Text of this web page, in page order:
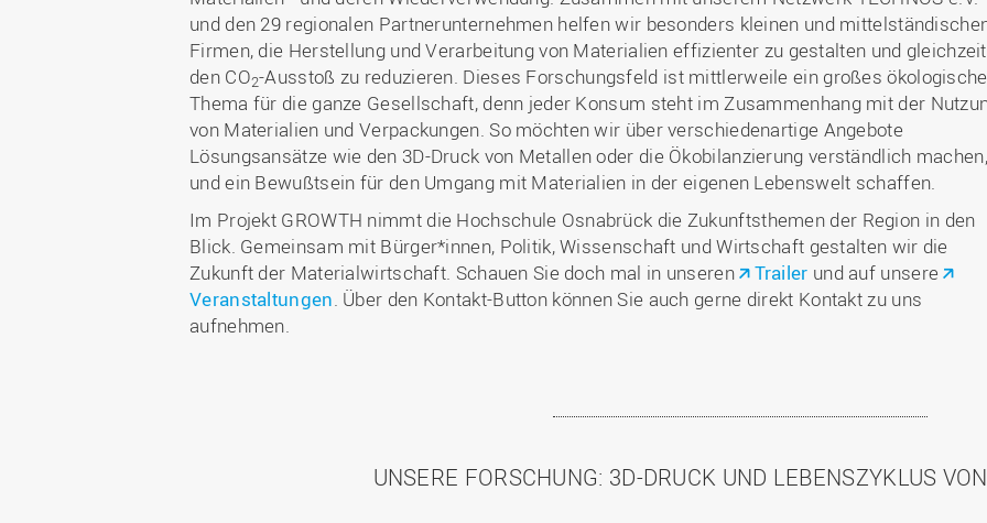
und den 29 regionalen Partnerunternehmen helfen wir besonders kleinen und
Firmen, die Herstellung und Verarbeitung von Materialien effizienter zu gestalten und
den CO2-Ausstoß zu reduzieren. Dieses Forschungsfeld ist mittlerweile ein großes
Thema für die ganze Gesellschaft, denn jeder Konsum steht im Zusammenhang mit der
von Materialien und Verpackungen. So möchten wir über verschiedenartige Angebote
Lösungsansätze wie den 3D-Druck von Metallen oder die Ökobilanzierung verständlich machen,
und ein Bewußtsein für den Umgang mit Materialien in der eigenen Lebenswelt schaffen.
Im Projekt GROWTH nimmt die Hochschule Osnabrück die Zukunftsthemen der Region in den
Blick. Gemeinsam mit Bürger*innen, Politik, Wissenschaft und Wirtschaft gestalten wir die
Zukunft der Materialwirtschaft. Schauen Sie doch mal in unseren Trailer und auf unsere
Veranstaltungen. Über den Kontakt-Button können Sie auch gerne direkt Kontakt zu uns
aufnehmen.
UNSERE FORSCHUNG: 3D-DRUCK UND LEBENSZYKLUS